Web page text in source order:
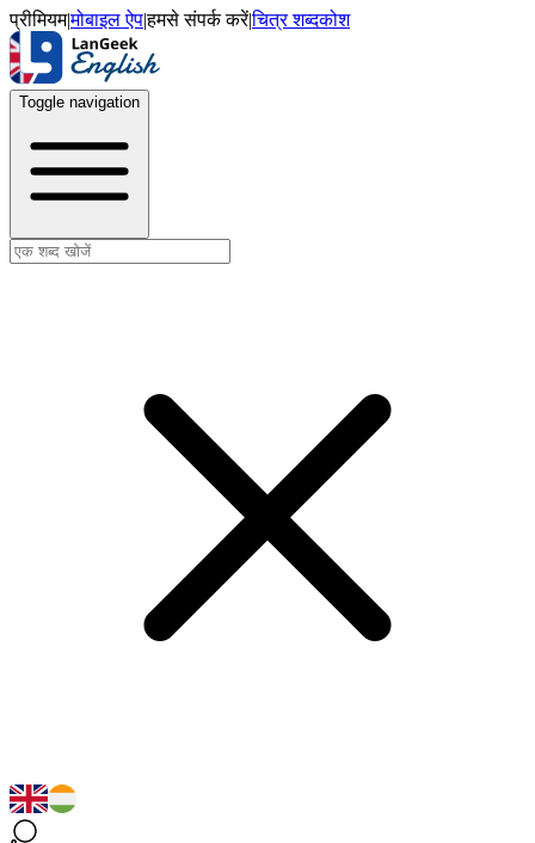
प्रीमियम|मोबाइल ऐप|हमसे संपर्क करें|चित्र शब्दकोश
Toggle navigation